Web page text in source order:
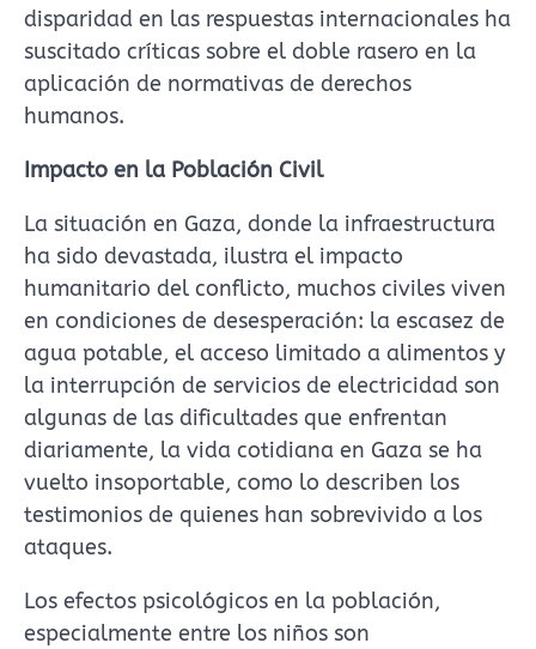
disparidad en las respuestas internacionales ha
suscitado críticas sobre el doble rasero en la
aplicación de normativas de derechos
humanos.
Impacto en la Población Civil
La situación en Gaza, donde la infraestructura
ha sido devastada, ilustra el impacto
humanitario del conflicto, muchos civiles viven
en condiciones de desesperación: la escasez de
agua potable, el acceso limitado a alimentos y
la interrupción de servicios de electricidad son
algunas de las dificultades que enfrentan
diariamente, la vida cotidiana en Gaza se ha
vuelto insoportable, como lo describen los
testimonios de quienes han sobrevivido a los
ataques.
Los efectos psicológicos en la población,
especialmente entre los niños son